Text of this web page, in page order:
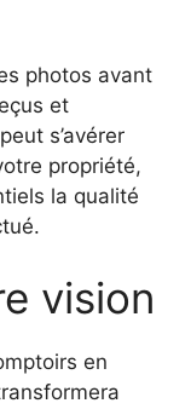
photos avant
et
s’avérer
propriété,
la qualité
vision
en